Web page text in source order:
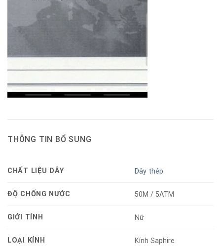
THÔNG TIN BỔ SUNG
CHẤT LIỆU DÂY Dây thép
ĐỘ CHỐNG NƯỚC 50M / 5ATM
GIỚI TÍNH Nữ
LOẠI KÍNH Kính Saphire